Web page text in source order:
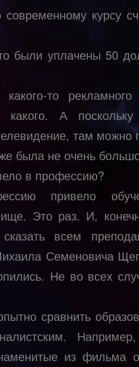
курсу
были уплачены 50
то рекламного
А поскольку
там можно
была не очень
в профессию?
привело
Это раз. И,
всем
Семеновича
Не во всех
сравнить
из фильма